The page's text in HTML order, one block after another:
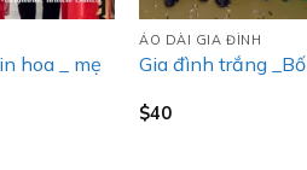
hoa _ mẹ
ÁO DÀI GIA ĐÌNH
Gia đình trắng _Bố
$40